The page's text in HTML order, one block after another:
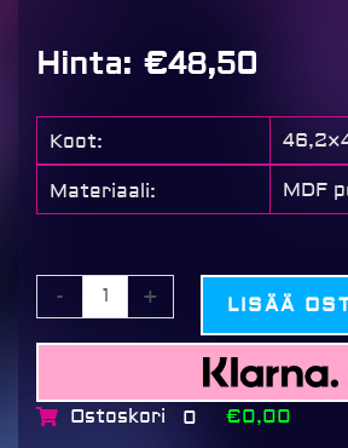
Hinta: €48,50
Koot:
Materiaali: MDF
-
Monikuvakehys
Safari
9x
kuvalle
+ LISÄÄ
Ostoskori 0 €0,00